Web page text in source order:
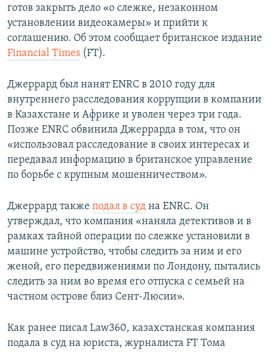
готов закрыть дело «о слежке, незаконном
установлении видеокамеры» и прийти к
соглашению. Об этом сообщает британское издание
Financial Times (FT).
Джеррард был нанят ENRC в 2010 году для
внутреннего расследования коррупции в компании
в Казахстане и Африке и уволен через три года.
Позже ENRC обвинила Джеррарда в том, что он
«использовал расследование в своих интересах и
передавал информацию в британское управление
по борьбе с крупным мошенничеством».
Джеррард также подал в суд на ENRC. Он
утверждал, что компания «наняла детективов и в
рамках тайной операции по слежке установили в
машине устройство, чтобы следить за ним и его
женой, его передвижениями по Лондону, пытались
следить за ним во время его отпуска с семьей на
частном острове близ Сент-Люсии».
Как ранее писал Law360, казахстанская компания
подала в суд на юриста, журналиста FT Тома